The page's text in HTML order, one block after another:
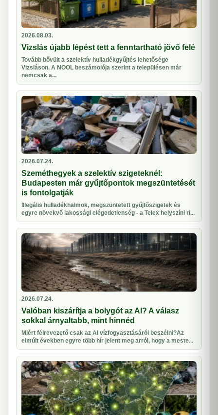
2026.08.03.
Vizslás újabb lépést tett a fenntartható jövő felé
Tovább bővült a szelektív hulladékgyűjtés lehetősége
Vizsláson. A NOOL beszámolója szerint a településen már
nemcsak a...
2026.07.24.
Szeméthegyek a szelektív szigeteknél:
Budapesten már gyűjtőpontok megszüntetését
is fontolgatják
Illegális hulladékhalmok, megszüntetett gyűjtőszigetek és
egyre növekvő lakossági elégedetlenség - a Telex helyszíni ri...
2026.07.24.
Valóban kiszárítja a bolygót az AI? A válasz
sokkal árnyaltabb, mint hinnéd
Miért félrevezető csak az AI vízfogyasztásáról beszélni?Az
elmúlt években egyre több hír jelent meg arról, hogy a meste...